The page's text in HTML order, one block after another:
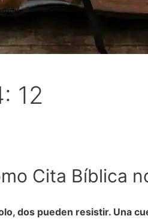
12
Cita Bíblica
dos pueden resistir. Una